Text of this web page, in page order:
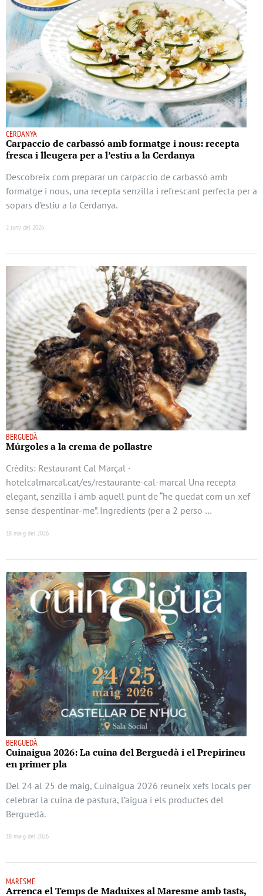
CERDANYA
Carpaccio de carbassó amb formatge i nous: recepta
fresca i lleugera per a l’estiu a la Cerdanya
Descobreix com preparar un carpaccio de carbassó amb
formatge i nous, una recepta senzilla i refrescant perfecta per a
sopars d’estiu a la Cerdanya.
2 juny del 2026
BERGUEDÀ
Múrgoles a la crema de pollastre
Crèdits: Restaurant Cal Marçal ·
hotelcalmarcal.cat/es/restaurante-cal-marcal Una recepta
elegant, senzilla i amb aquell punt de “he quedat com un xef
sense despentinar-me”. Ingredients (per a 2 perso …
18 maig del 2026
BERGUEDÀ
Cuinaigua 2026: La cuina del Berguedà i el Prepirineu
en primer pla
Del 24 al 25 de maig, Cuinaigua 2026 reuneix xefs locals per
celebrar la cuina de pastura, l’aigua i els productes del
Berguedà.
18 maig del 2026
MARESME
Arrenca el Temps de Maduixes al Maresme amb tasts,